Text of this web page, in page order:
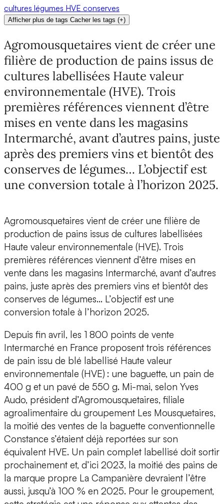
cultures légumes HVE conserves
Afficher plus de tags Cacher les tags (+)
Agromousquetaires vient de créer une
filière de production de pains issus de
cultures labellisées Haute valeur
environnementale (HVE). Trois
premières références viennent d’être
mises en vente dans les magasins
Intermarché, avant d’autres pains, juste
après des premiers vins et bientôt des
conserves de légumes… L’objectif est
une conversion totale à l’horizon 2025.
Agromousquetaires vient de créer une filière de
production de pains issus de cultures labellisées
Haute valeur environnementale (HVE). Trois
premières références viennent d’être mises en
vente dans les magasins Intermarché, avant d’autres
pains, juste après des premiers vins et bientôt des
conserves de légumes… L’objectif est une
conversion totale à l’horizon 2025.
Depuis fin avril, les 1 800 points de vente
Intermarché en France proposent trois références
de pain issu de blé labellisé Haute valeur
environnementale (HVE) : une baguette, un pain de
400 g et un pavé de 550 g. Mi-mai, selon Yves
Audo, président d’Agromousquetaires, filiale
agroalimentaire du groupement Les Mousquetaires,
la moitié des ventes de la baguette conventionnelle
Constance s’étaient déjà reportées sur son
équivalent HVE. Un pain complet labellisé doit sortir
prochainement et, d’ici 2023, la moitié des pains de
la marque propre La Campanière devraient l’être
aussi, jusqu’à 100 % en 2025. Pour le groupement,